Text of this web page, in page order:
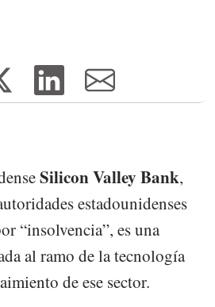
Silicon Valley Bank,
estadounidenses
“insolvencia”, es una
al ramo de la tecnología
de ese sector.